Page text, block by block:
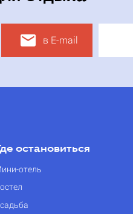
в E-mail
остановиться
отель